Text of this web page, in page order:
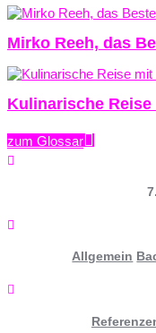
Mirko Reeh, das
Kulinarische Reise
zum Glossar


Allgemein
